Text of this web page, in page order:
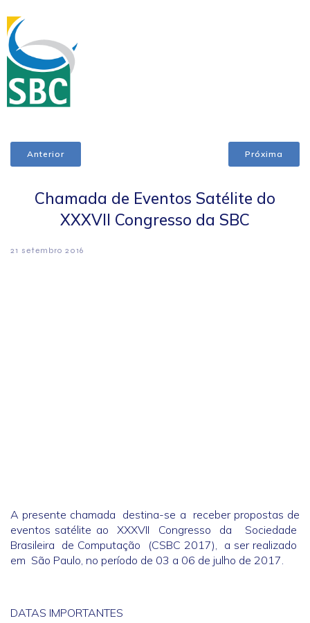
Anterior Próxima
Chamada de Eventos Satélite do
XXXVII Congresso da SBC
21 setembro 2016
A presente chamada destina-se a receber propostas de
eventos satélite ao XXXVII Congresso da Sociedade
Brasileira de Computação (CSBC 2017), a ser realizado
em São Paulo, no período de 03 a 06 de julho de 2017.
DATAS IMPORTANTES